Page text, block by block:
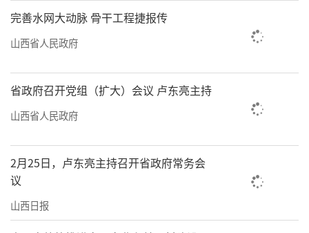
完善水网大动脉 骨干工程捷报传
山西省人民政府
省政府召开党组（扩大）会议 卢东亮主持
山西省人民政府
2月25日，卢东亮主持召开省政府常务会
议
山西日报